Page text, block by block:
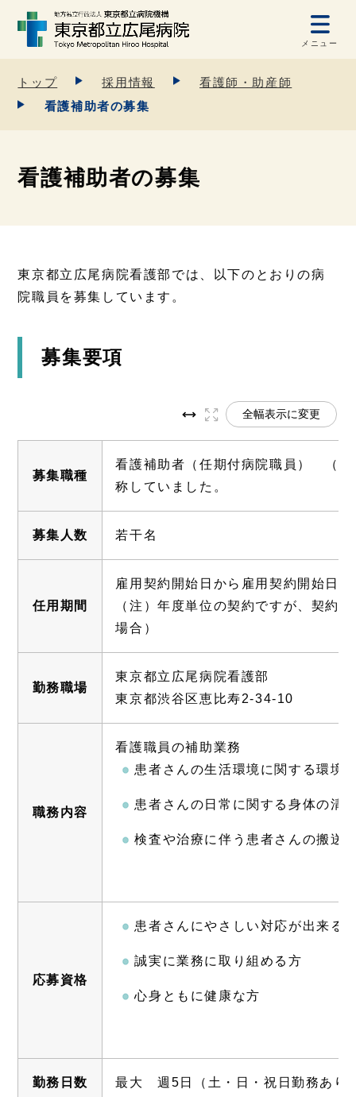
メニュー
トップ 採用情報
看護師・助産師
看護補助者の募集
看護補助者の募集
東京都立広尾病院看護部では、以下のとおりの病
院職員を募集しています。
募集要項
全幅表示に変更
募集職種
看護補助者（任期付病院職員） （
称していました。
募集人数 若干名
任用期間
雇用契約開始日から雇用契約開始日
（注）年度単位の契約ですが、契約
場合）
勤務職場
東京都立広尾病院看護部
東京都渋谷区恵比寿2-34-10
職務内容
看護職員の補助業務
患者さんの生活環境に関する環境
患者さんの日常に関する身体の清
検査や治療に伴う患者さんの搬送
応募資格
患者さんにやさしい対応が出来る
誠実に業務に取り組める方
心身ともに健康な方
勤務日数 最大 週5日（土・日・祝日勤務あり